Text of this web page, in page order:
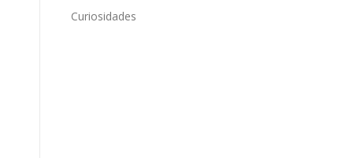
Curiosidades